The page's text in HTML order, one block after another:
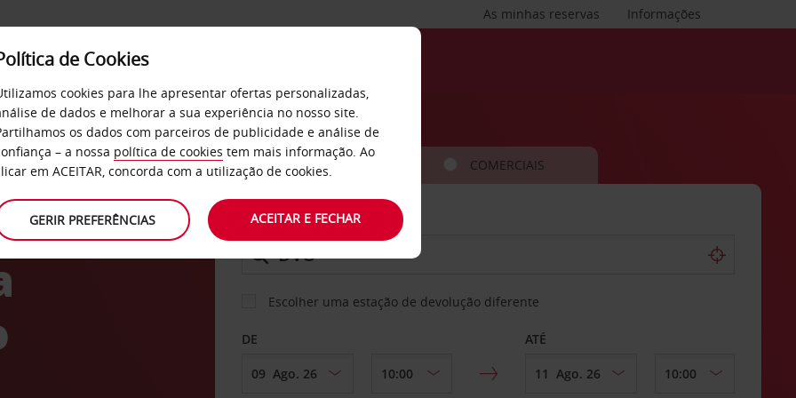
Informações
As minhas reservas
SERVIÇOS EMPRESAS
CARRO COMERCIAIS
LEVANTAR EM
Escolher uma estação de devolução diferente
DE ATÉ
de Cookies
cookies para lhe apresentar ofertas personalizadas,
de dados e melhorar a sua experiência no nosso site.
os dados com parceiros de publicidade e análise de
– a nossa política de cookies tem mais informação. Ao
em ACEITAR, concorda com a utilização de cookies.
GERIR PREFERÊNCIAS ACEITAR E FECHAR